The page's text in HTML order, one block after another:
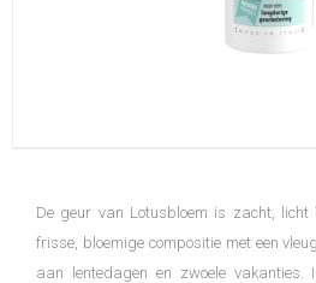
De geur van Lotusbloem is zacht, licht
frisse, bloemige compositie met een
aan lentedagen en zwoele vakanties.